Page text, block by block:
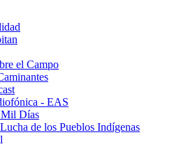
el Campo
- EAS
Días
de los Pueblos Indígenas